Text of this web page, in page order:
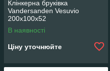
Клінкерна бруківка
Vandersanden Vesuvio
200x100x52
В наявності
Ціну уточнюйте